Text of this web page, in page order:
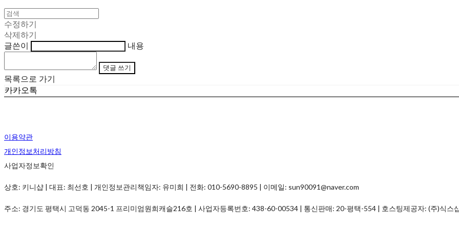
수정하기
삭제하기
글쓴이
내용
댓글 쓰기
목록으로 가기
카카오톡
이용약관
개인정보처리방침
사업자정보확인
상호: 키니샵 | 대표: 최선호 | 개인정보관리책임자: 유미희 | 전화: 010-5690-8895 | 이메일: sun90091@naver.com
주소: 경기도 평택시 고덕동 2045-1 프리미엄원희캐슬216호 | 사업자등록번호: 438-60-00534 | 통신판매: 20-평택-554 | 호스팅제공자: (주)식스